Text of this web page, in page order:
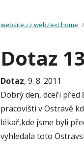
website.zz.web.text.home
Dotaz
Dotaz, 9. 8. 2011
Dobrý den, dceři před
pracovišti v Ostravě
lékař,kde jsme byli
vyhledala toto